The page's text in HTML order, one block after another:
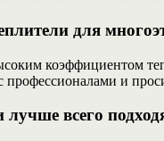
для
коэффициентом
профессионалами и
всего